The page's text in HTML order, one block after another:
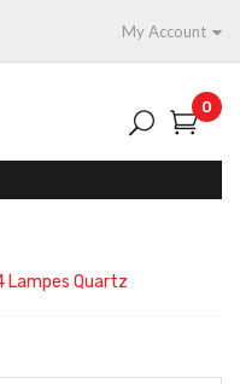
My Account
0
Lampes Quartz